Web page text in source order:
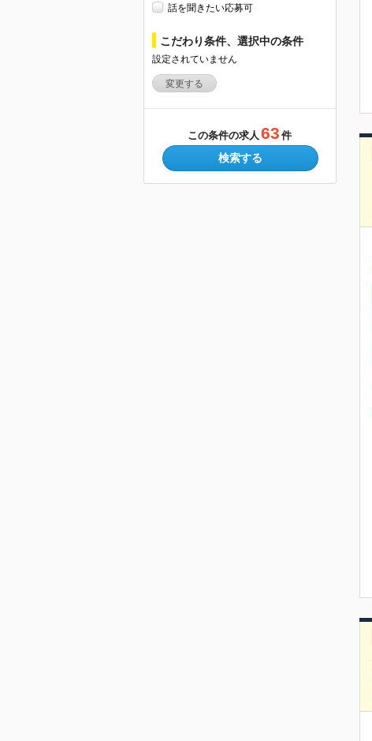
話を聞きたい応募可
こだわり条件、選択中の条件
設定されていません
変更する
この条件の求人 63 件
検索する